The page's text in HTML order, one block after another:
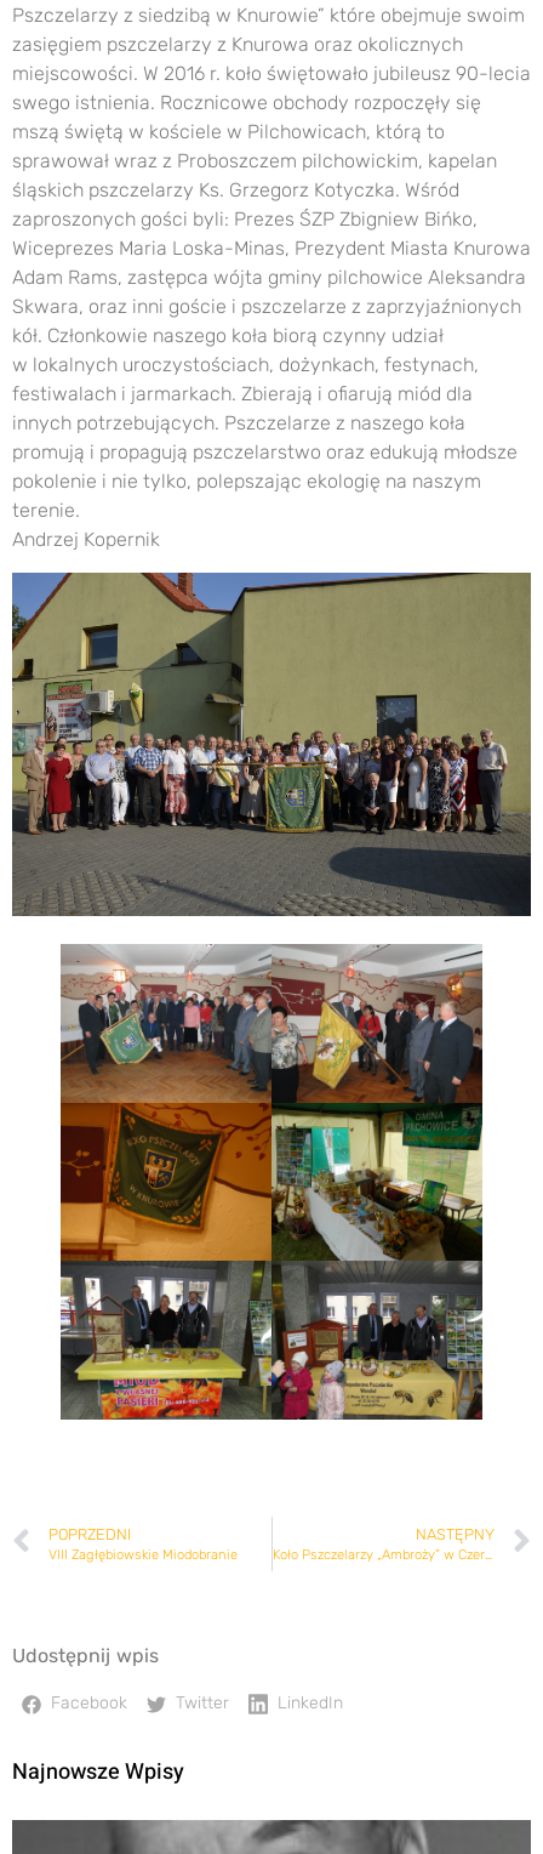
Pszczelarzy z siedzibą w Knurowie” które obejmuje swoim
zasięgiem pszczelarzy z Knurowa oraz okolicznych
miejscowości. W 2016 r. koło świętowało jubileusz 90-lecia
swego istnienia. Rocznicowe obchody rozpoczęły się
mszą świętą w kościele w Pilchowicach, którą to
sprawował wraz z Proboszczem pilchowickim, kapelan
śląskich pszczelarzy Ks. Grzegorz Kotyczka. Wśród
zaproszonych gości byli: Prezes ŚZP Zbigniew Bińko,
Wiceprezes Maria Loska-Minas, Prezydent Miasta Knurowa
Adam Rams, zastępca wójta gminy pilchowice Aleksandra
Skwara, oraz inni goście i pszczelarze z zaprzyjaźnionych
kół. Członkowie naszego koła biorą czynny udział
w lokalnych uroczystościach, dożynkach, festynach,
festiwalach i jarmarkach. Zbierają i ofiarują miód dla
innych potrzebujących. Pszczelarze z naszego koła
promują i propagują pszczelarstwo oraz edukują młodsze
pokolenie i nie tylko, polepszając ekologię na naszym
terenie.
Andrzej Kopernik
POPRZEDNI
VIII Zagłębiowskie Miodobranie
NASTĘPNY
Koło Pszczelarzy „Ambroży” w Czerwionce-Leszczynach
Udostępnij wpis
Facebook Twitter LinkedIn
Najnowsze Wpisy